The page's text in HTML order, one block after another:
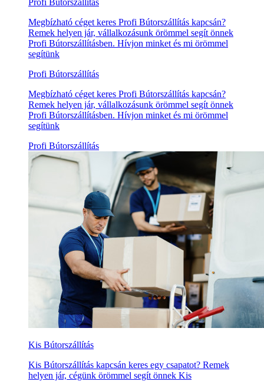
Profi Bútorszállítás
Megbízható céget keres Profi Bútorszállítás kapcsán?
Remek helyen jár, vállalkozásunk örömmel segít önnek
Profi Bútorszállításben. Hívjon minket és mi örömmel
segítünk
Profi Bútorszállítás
Megbízható céget keres Profi Bútorszállítás kapcsán?
Remek helyen jár, vállalkozásunk örömmel segít önnek
Profi Bútorszállításben. Hívjon minket és mi örömmel
segítünk
Profi Bútorszállítás
Kis Bútorszállítás
Kis Bútorszállítás kapcsán keres egy csapatot? Remek
helyen jár, cégünk örömmel segít önnek Kis